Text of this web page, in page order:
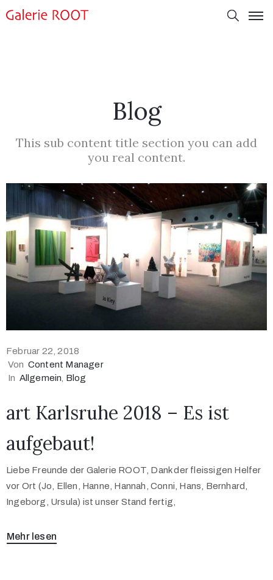
Blog
This sub content title section you can add
you real content.
Februar 22, 2018
Von Content Manager
In Allgemein Blog
art Karlsruhe 2018 – Es ist
aufgebaut!
Liebe Freunde der Galerie ROOT, Dank der fleissigen Helfer
vor Ort (Jo, Ellen, Hanne, Hannah, Conni, Hans, Bernhard,
Ingeborg, Ursula) ist unser Stand fertig,
Mehr lesen